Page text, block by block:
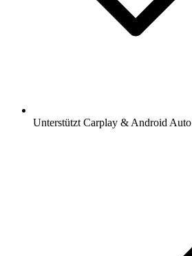
Unterstützt Carplay & Android Auto